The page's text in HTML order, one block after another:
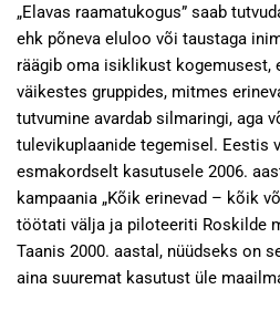
„Elavas raamatukogus” saab
ehk põneva eluloo või taustaga
räägib oma isiklikust kogemusest,
väikestes gruppides, mitmes
tutvumine avardab silmaringi, aga
tulevikuplaanide tegemisel. Eestis
esmakordselt kasutusele 2006.
kampaania „Kõik erinevad – kõik
töötati välja ja piloteeriti Roskilde
Taanis 2000. aastal, nüüdseks on
aina suuremat kasutust üle